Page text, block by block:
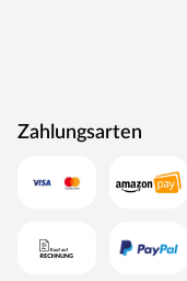
Zahlungsarten